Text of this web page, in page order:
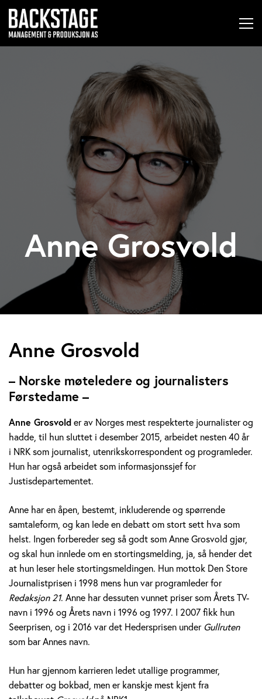
Anne Grosvold
A
n
n
e
G
r
s
v
o
l
d
Anne Grosvold
– Norske møteledere og journalisters
Førstedame –
Anne Grosvold er av Norges mest respekterte journalister og
hadde, til hun sluttet i desember 2015, arbeidet nesten 40 år
i NRK som journalist, utenrikskorrespondent og programleder.
Hun har også arbeidet som informasjonssjef for
Justisdepartementet.
Anne har en åpen, bestemt, inkluderende og spørrende
samtaleform, og kan lede en debatt om stort sett hva som
helst. Ingen forbereder seg så godt som Anne Grosvold gjør,
og skal hun innlede om en stortingsmelding, ja, så hender det
at hun leser hele stortingsmeldingen. Hun mottok Den Store
Journalistprisen i 1998 mens hun var programleder for
Redaksjon 21. Anne har dessuten vunnet priser som Årets TV-
navn i 1996 og Årets navn i 1996 og 1997. I 2007 fikk hun
Seerprisen, og i 2016 var det Hedersprisen under Gullruten
som bar Annes navn.
Hun har gjennom karrieren ledet utallige programmer,
debatter og bokbad, men er kanskje mest kjent fra